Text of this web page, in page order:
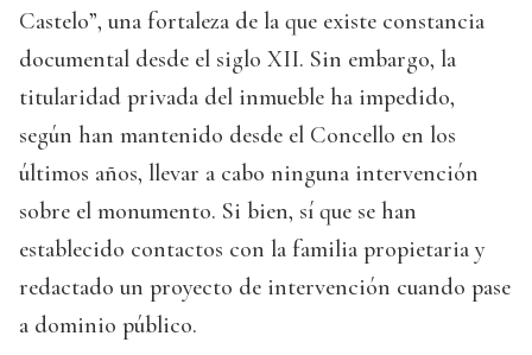
Castelo”, una fortaleza de la que existe constancia
documental desde el siglo XII. Sin embargo, la
titularidad privada del inmueble ha impedido,
según han mantenido desde el Concello en los
últimos años, llevar a cabo ninguna intervención
sobre el monumento. Si bien, sí que se han
establecido contactos con la familia propietaria y
redactado un proyecto de intervención cuando pase
a dominio público.